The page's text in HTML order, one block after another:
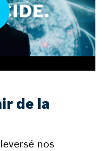
de la
nos